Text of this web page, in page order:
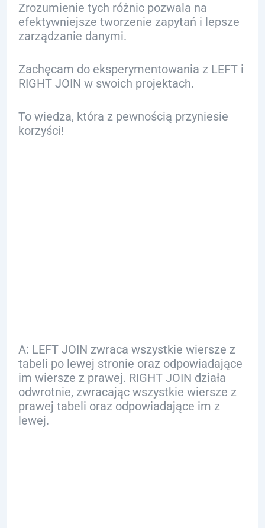
Zrozumienie tych różnic pozwala na
efektywniejsze tworzenie zapytań i lepsze
zarządzanie danymi.
Zachęcam do eksperymentowania z LEFT i
RIGHT JOIN w swoich projektach.
To wiedza, która z pewnością przyniesie
korzyści!
A: LEFT JOIN zwraca wszystkie wiersze z
tabeli po lewej stronie oraz odpowiadające
im wiersze z prawej. RIGHT JOIN działa
odwrotnie, zwracając wszystkie wiersze z
prawej tabeli oraz odpowiadające im z
lewej.